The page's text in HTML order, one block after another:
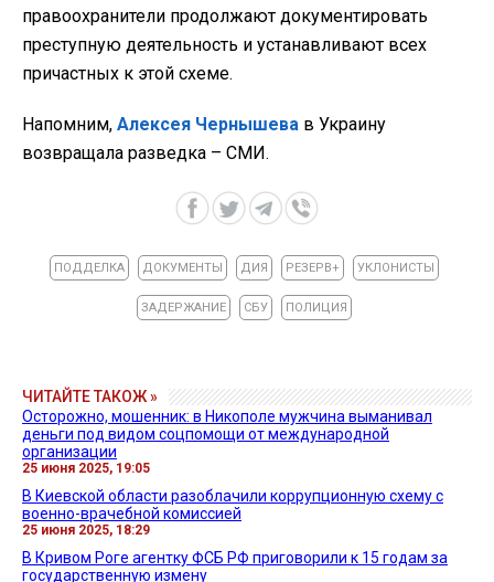
правоохранители продолжают документировать
преступную деятельность и устанавливают всех
причастных к этой схеме.
Напомним, Алексея Чернышева в Украину
возвращала разведка – СМИ.
ПОДДЕЛКА ДОКУМЕНТЫ ДИЯ РЕЗЕРВ+ УКЛОНИСТЫ
ЗАДЕРЖАНИЕ СБУ ПОЛИЦИЯ
ЧИТАЙТЕ ТАКОЖ »
Осторожно, мошенник: в Никополе мужчина выманивал
деньги под видом соцпомощи от международной
организации
25 июня 2025, 19:05
В Киевской области разоблачили коррупционную схему с
военно-врачебной комиссией
25 июня 2025, 18:29
В Кривом Роге агентку ФСБ РФ приговорили к 15 годам за
государственную измену